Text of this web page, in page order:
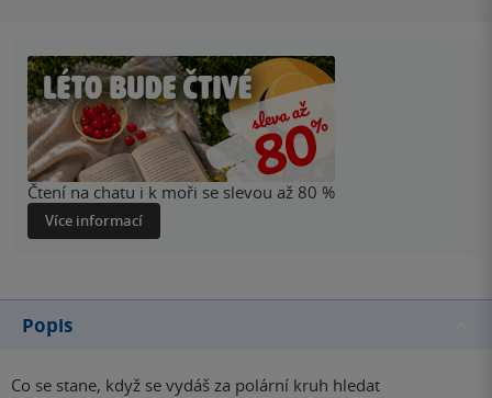
Čtení na chatu i k moři se slevou až 80 %
Více informací
Popis
Co se stane, když se vydáš za polární kruh hledat